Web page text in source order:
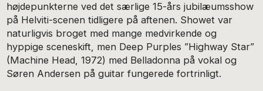
højdepunkterne ved det særlige 15-års jubilæumsshow
på Helviti-scenen tidligere på aftenen. Showet var
naturligvis broget med mange medvirkende og
hyppige sceneskift, men Deep Purples ”Highway Star”
(Machine Head, 1972) med Belladonna på vokal og
Søren Andersen på guitar fungerede fortrinligt.